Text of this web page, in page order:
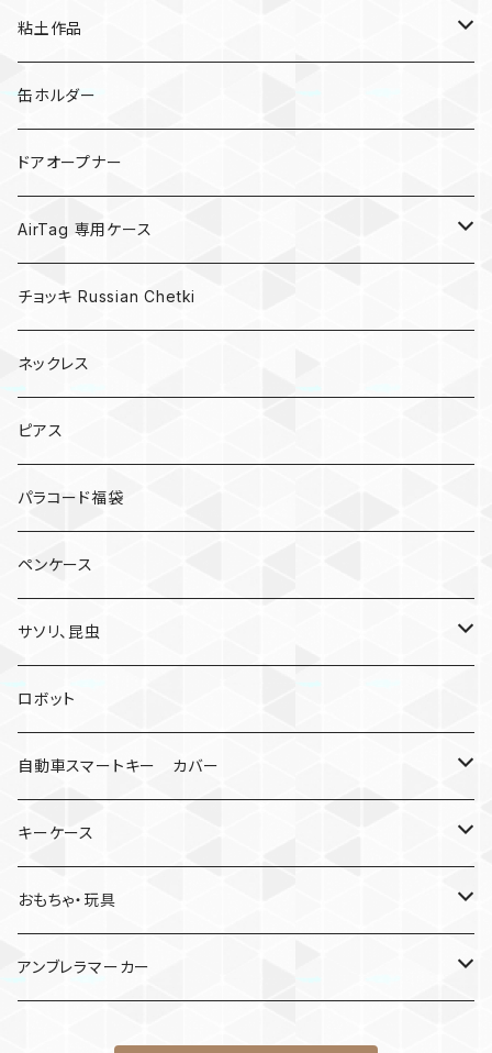
粘土作品
亀
キノコ
缶ホルダー
ドアオープナー
AirTag 専用ケース
AirTagキーリング
チョッキ Russian Chetki
ネックレス
ピアス
パラコード福袋
ペンケース
サソリ、昆虫
サソリ
クモ
ロボット
自動車スマートキー カバー
日産
キーケース
MDF材
おもちゃ・玩具
けん玉
アンブレラマーカー